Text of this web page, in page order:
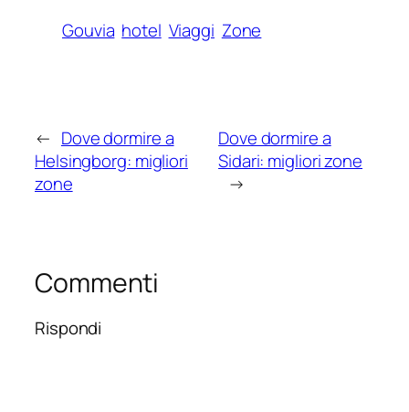
Gouvia hotel Viaggi Zone
← Dove dormire a
Helsingborg: migliori
zone
Dove dormire a
Sidari: migliori zone
→
Commenti
Rispondi